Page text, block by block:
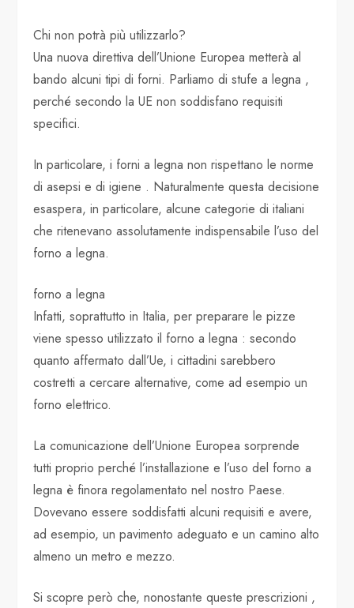
Chi non potrà più utilizzarlo?
Una nuova direttiva dell’Unione Europea metterà al
bando alcuni tipi di forni. Parliamo di stufe a legna ,
perché secondo la UE non soddisfano requisiti
specifici.
In particolare, i forni a legna non rispettano le norme
di asepsi e di igiene . Naturalmente questa decisione
esaspera, in particolare, alcune categorie di italiani
che ritenevano assolutamente indispensabile l’uso del
forno a legna.
forno a legna
Infatti, soprattutto in Italia, per preparare le pizze
viene spesso utilizzato il forno a legna : secondo
quanto affermato dall’Ue, i cittadini sarebbero
costretti a cercare alternative, come ad esempio un
forno elettrico.
La comunicazione dell’Unione Europea sorprende
tutti proprio perché l’installazione e l’uso del forno a
legna è finora regolamentato nel nostro Paese.
Dovevano essere soddisfatti alcuni requisiti e avere,
ad esempio, un pavimento adeguato e un camino alto
almeno un metro e mezzo.
Si scopre però che, nonostante queste prescrizioni ,